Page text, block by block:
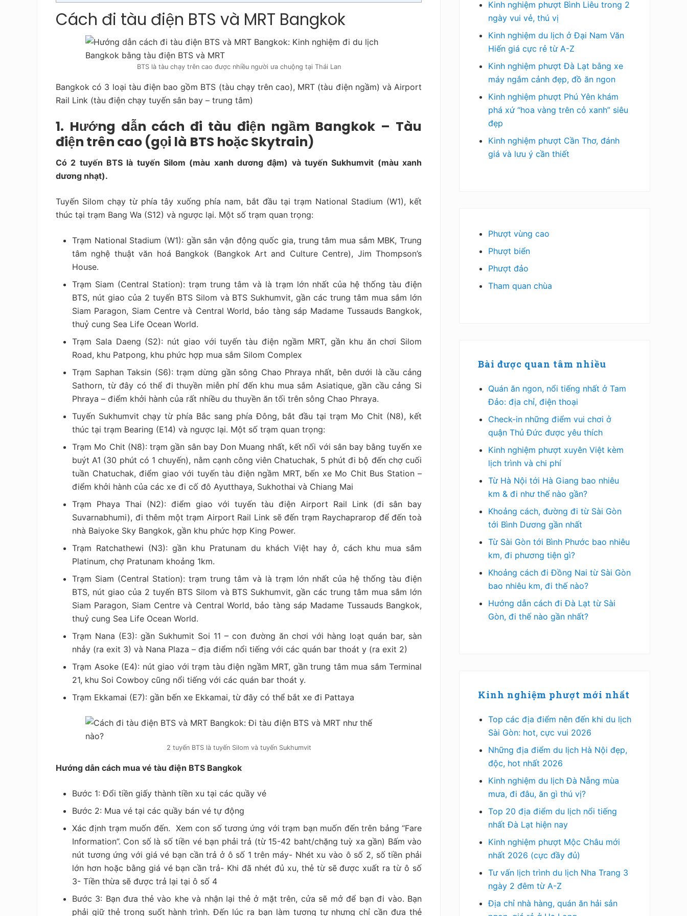
Cách đi tàu điện BTS và MRT Bangkok
BTS là tàu chạy trên cao được nhiều người ưa chuộng tại Thái Lan
Bangkok có 3 loại tàu điện bao gồm BTS (tàu chạy trên cao), MRT (tàu điện ngầm) và Airport
Rail Link (tàu điện chạy tuyến sân bay – trung tâm)
1. Hướng dẫn cách đi tàu điện ngầm Bangkok – Tàu
điện trên cao (gọi là BTS hoặc Skytrain)
Có 2 tuyến BTS là tuyến Silom (màu xanh dương đậm) và tuyến Sukhumvit (màu xanh
dương nhạt).
Tuyến Silom chạy từ phía tây xuống phía nam, bắt đầu tại trạm National Stadium (W1), kết
thúc tại trạm Bang Wa (S12) và ngược lại. Một số trạm quan trọng:
Trạm National Stadium (W1): gần sân vận động quốc gia, trung tâm mua sắm MBK, Trung
tâm nghệ thuật văn hoá Bangkok (Bangkok Art and Culture Centre), Jim Thompson’s
House.
Trạm Siam (Central Station): trạm trung tâm và là trạm lớn nhất của hệ thống tàu điện
BTS, nút giao của 2 tuyến BTS Silom và BTS Sukhumvit, gần các trung tâm mua sắm lớn
Siam Paragon, Siam Centre và Central World, bảo tàng sáp Madame Tussauds Bangkok,
thuỷ cung Sea Life Ocean World.
Trạm Sala Daeng (S2): nút giao với tuyến tàu điện ngầm MRT, gần khu ăn chơi Silom
Road, khu Patpong, khu phức hợp mua sắm Silom Complex
Trạm Saphan Taksin (S6): trạm dừng gần sông Chao Phraya nhất, bên dưới là cầu cảng
Sathorn, từ đây có thể đi thuyền miễn phí đến khu mua sắm Asiatique, gần cầu cảng Si
Phraya – điểm khởi hành của rất nhiều du thuyền ăn tối trên sông Chao Phraya.
Tuyến Sukhumvit chạy từ phía Bắc sang phía Đông, bắt đầu tại trạm Mo Chit (N8), kết
thúc tại trạm Bearing (E14) và ngược lại. Một số trạm quan trọng:
Trạm Mo Chit (N8): trạm gần sân bay Don Muang nhất, kết nối với sân bay bằng tuyến xe
buýt A1 (30 phút có 1 chuyến), nằm cạnh công viên Chatuchak, 5 phút đi bộ đến chợ cuối
tuần Chatuchak, điểm giao với tuyến tàu điện ngầm MRT, bến xe Mo Chit Bus Station –
điểm khởi hành của các xe đi cố đô Ayutthaya, Sukhothai và Chiang Mai
Trạm Phaya Thai (N2): điểm giao với tuyến tàu điện Airport Rail Link (đi sân bay
Suvarnabhumi), đi thêm một trạm Airport Rail Link sẽ đến trạm Raychaprarop để đến toà
nhà Baiyoke Sky Bangkok, gần khu phức hợp King Power.
Trạm Ratchathewi (N3): gần khu Pratunam du khách Việt hay ở, cách khu mua sắm
Platinum, chợ Pratunam khoảng 1km.
Trạm Siam (Central Station): trạm trung tâm và là trạm lớn nhất của hệ thống tàu điện
BTS, nút giao của 2 tuyến BTS Silom và BTS Sukhumvit, gần các trung tâm mua sắm lớn
Siam Paragon, Siam Centre và Central World, bảo tàng sáp Madame Tussauds Bangkok,
thuỷ cung Sea Life Ocean World.
Trạm Nana (E3): gần Sukhumit Soi 11 – con đường ăn chơi với hàng loạt quán bar, sàn
nhảy (ra exit 3) và Nana Plaza – địa điểm nổi tiếng với các quán bar thoát y (ra exit 2)
Trạm Asoke (E4): nút giao với trạm tàu điện ngầm MRT, gần trung tâm mua sắm Terminal
21, khu Soi Cowboy cũng nổi tiếng với các quán bar thoát y.
Trạm Ekkamai (E7): gần bến xe Ekkamai, từ đây có thể bắt xe đi Pattaya
2 tuyến BTS là tuyến Silom và tuyến Sukhumvit
Hướng dẫn cách mua vé tàu điện BTS Bangkok
Bước 1: Đổi tiền giấy thành tiền xu tại các quầy vé
Bước 2: Mua vé tại các quầy bán vé tự động
Xác định trạm muốn đến. Xem con số tương ứng với trạm bạn muốn đến trên bảng “Fare
Information”. Con số là số tiền vé bạn phải trả (từ 15-42 baht/chặng tuỳ xa gần) Bấm vào
nút tương ứng với giá vé bạn cần trả ở ô số 1 trên máy- Nhét xu vào ô số 2, số tiền phải
lớn hơn hoặc bằng giá vé bạn cần trả- Khi đã nhét đủ xu, thẻ từ sẽ được xuất ra từ ô số
3- Tiền thừa sẽ được trả lại tại ô số 4
Bước 3: Bạn đưa thẻ vào khe và nhận lại thẻ ở mặt trên, cửa sẽ mở để bạn đi vào. Bạn
phải giữ thẻ trong suốt hành trình. Đến lúc ra bạn làm tương tự nhưng chỉ cần đưa thẻ
Kinh nghiệm phượt Bình Liêu trong 2
ngày vui vẻ, thú vị
Kinh nghiệm du lịch ở Đại Nam Văn
Hiến giá cực rẻ từ A-Z
Kinh nghiệm phượt Đà Lạt bằng xe
máy ngắm cảnh đẹp, đồ ăn ngon
Kinh nghiệm phượt Phú Yên khám
phá xứ “hoa vàng trên cỏ xanh” siêu
đẹp
Kinh nghiệm phượt Cần Thơ, đánh
giá và lưu ý cần thiết
Phượt vùng cao
Phượt biển
Phượt đảo
Tham quan chùa
Bài được quan tâm nhiều
Quán ăn ngon, nổi tiếng nhất ở Tam
Đảo: địa chỉ, điện thoại
Check-in những điểm vui chơi ở
quận Thủ Đức được yêu thích
Kinh nghiệm phượt xuyên Việt kèm
lịch trình và chi phí
Từ Hà Nội tới Hà Giang bao nhiêu
km & đi như thế nào gần?
Khoảng cách, đường đi từ Sài Gòn
tới Bình Dương gần nhất
Từ Sài Gòn tới Bình Phước bao nhiêu
km, đi phương tiện gì?
Khoảng cách đi Đồng Nai từ Sài Gòn
bao nhiêu km, đi thế nào?
Hướng dẫn cách đi Đà Lạt từ Sài
Gòn, đi thế nào gần nhất?
Kinh nghiệm phượt mới nhất
Top các địa điểm nên đến khi du lịch
Sài Gòn: hot, cực vui 2026
Những địa điểm du lịch Hà Nội đẹp,
độc, hot nhất 2026
Kinh nghiệm du lịch Đà Nẵng mùa
mưa, đi đâu, ăn gì thú vị?
Top 20 địa điểm du lịch nổi tiếng
nhất Đà Lạt hiện nay
Kinh nghiệm phượt Mộc Châu mới
nhất 2026 (cực đầy đủ)
Tư vấn lịch trình du lịch Nha Trang 3
ngày 2 đêm từ A-Z
Địa chỉ nhà hàng, quán ăn hải sản